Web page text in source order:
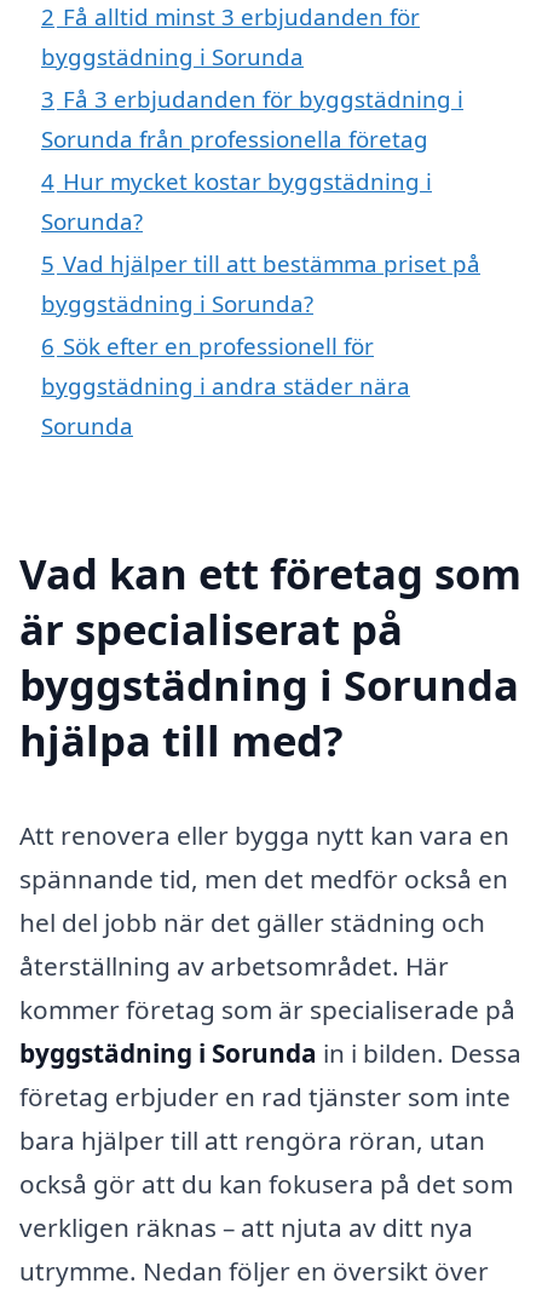
2 Få alltid minst 3 erbjudanden för
byggstädning i Sorunda
3 Få 3 erbjudanden för byggstädning i
Sorunda från professionella företag
4 Hur mycket kostar byggstädning i
Sorunda?
5 Vad hjälper till att bestämma priset på
byggstädning i Sorunda?
6 Sök efter en professionell för
byggstädning i andra städer nära
Sorunda
Vad kan ett företag som
är specialiserat på
byggstädning i Sorunda
hjälpa till med?
Att renovera eller bygga nytt kan vara en
spännande tid, men det medför också en
hel del jobb när det gäller städning och
återställning av arbetsområdet. Här
kommer företag som är specialiserade på
byggstädning i Sorunda in i bilden. Dessa
företag erbjuder en rad tjänster som inte
bara hjälper till att rengöra röran, utan
också gör att du kan fokusera på det som
verkligen räknas – att njuta av ditt nya
utrymme. Nedan följer en översikt över